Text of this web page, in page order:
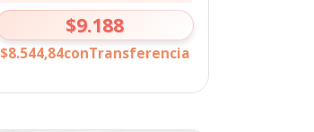
$9.188
$8.544,84conTransferencia